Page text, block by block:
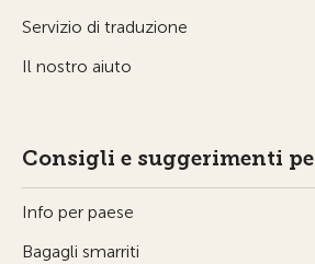
Servizio di traduzione
Il nostro aiuto
Consigli e suggerimenti
Info per paese
Bagagli smarriti